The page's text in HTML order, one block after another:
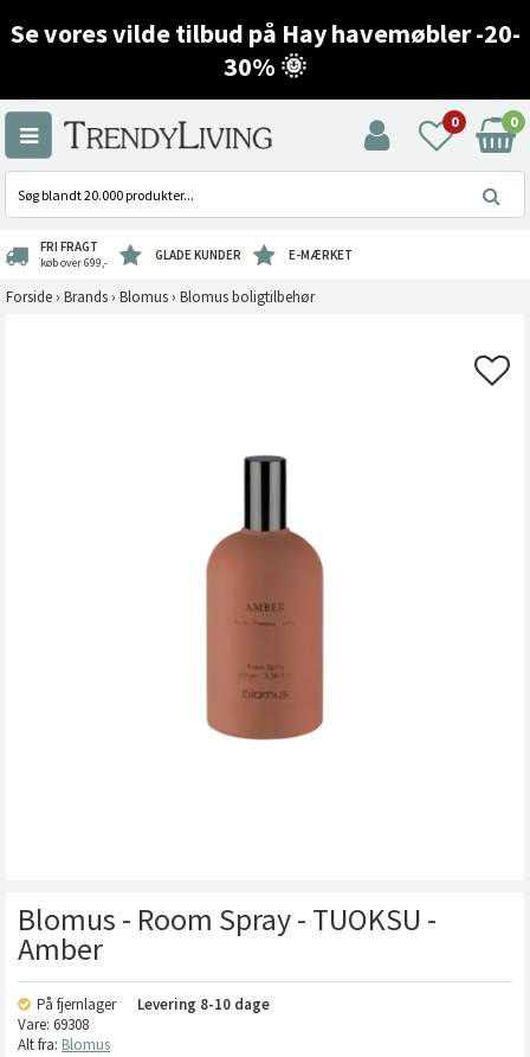
Se vores vilde tilbud på Hay havemøbler -20-
30% 🌞
0 0
FRI FRAGT
køb over 699,- GLADE KUNDER E-MÆRKET
Forside › Brands › Blomus › Blomus boligtilbehør
Blomus - Room Spray - TUOKSU -
Amber
På fjernlager Levering 8-10 dage
Vare: 69308
Alt fra: Blomus